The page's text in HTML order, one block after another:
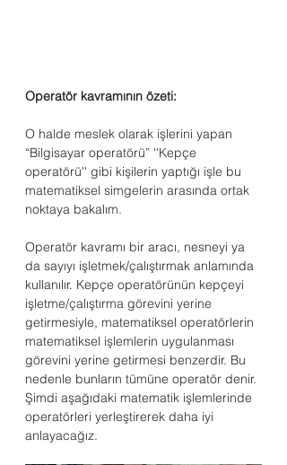
Operatör kavramının özeti:
O halde meslek olarak işlerini yapan
“Bilgisayar operatörü” ''Kepçe
operatörü'' gibi kişilerin yaptığı işle bu
matematiksel simgelerin arasında ortak
noktaya bakalım.
Operatör kavramı bir aracı, nesneyi ya
da sayıyı işletmek/çalıştırmak anlamında
kullanılır. Kepçe operatörünün kepçeyi
işletme/çalıştırma görevini yerine
getirmesiyle, matematiksel operatörlerin
matematiksel işlemlerin uygulanması
görevini yerine getirmesi benzerdir. Bu
nedenle bunların tümüne operatör denir.
Şimdi aşağıdaki matematik işlemlerinde
operatörleri yerleştirerek daha iyi
anlayacağız.